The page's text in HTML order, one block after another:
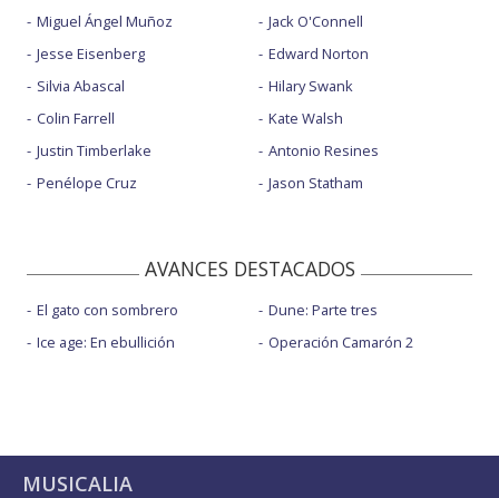
Miguel Ángel Muñoz
Jesse Eisenberg
Silvia Abascal
Colin Farrell
Justin Timberlake
Penélope Cruz
Jack O'Connell
Edward Norton
Hilary Swank
Kate Walsh
Antonio Resines
Jason Statham
AVANCES DESTACADOS
El gato con sombrero
Ice age: En ebullición
Dune: Parte tres
Operación Camarón 2
MUSICALIA